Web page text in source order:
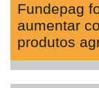
Fundepag
aumentar
produtos